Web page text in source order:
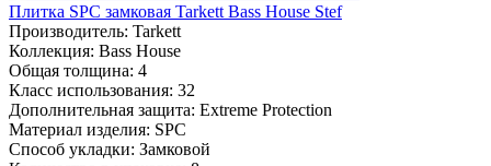
Плитка SPC замковая Tarkett Bass House Stef
Производитель: Tarkett
Коллекция: Bass House
Общая толщина: 4
Класс использования: 32
Дополнительная защита: Extreme Protection
Материал изделия: SPC
Способ укладки: Замковой